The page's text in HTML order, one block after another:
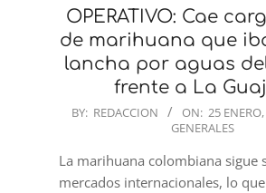
OPERATIVO: Cae
de marihuana que
lancha por aguas
frente a La
2026-
25
BY: REDACCION ON: 25
GENERALES
La marihuana colombiana sigue
mercados internacionales, lo